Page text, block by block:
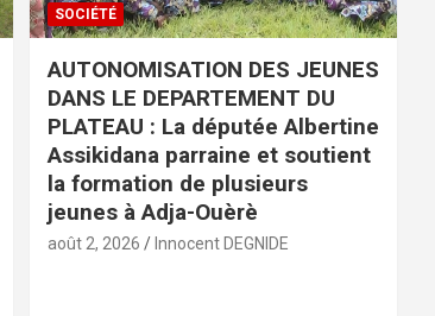
SOCIÉTÉ
AUTONOMISATION DES JEUNES
DANS LE DEPARTEMENT DU
PLATEAU : La députée Albertine
Assikidana parraine et soutient
la formation de plusieurs
jeunes à Adja-Ouèrè
août 2, 2026 Innocent DEGNIDE